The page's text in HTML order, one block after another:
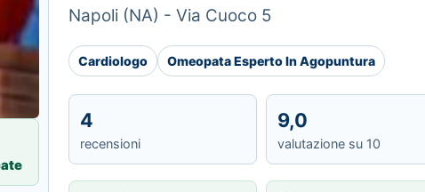
Napoli (NA) - Via Cuoco 5
Cardiologo Omeopata Esperto In Agopuntura
4
recensioni
9,0
valutazione su 10